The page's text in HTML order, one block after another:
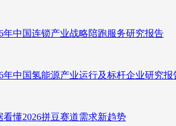
年中国连锁产业战略陪跑服务研究报告
年中国氢能源产业运行及标杆企业研究报
看懂2026拼豆赛道需求新趋势